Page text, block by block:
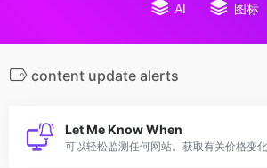
AI 图标
content update alerts
Let Me Know When